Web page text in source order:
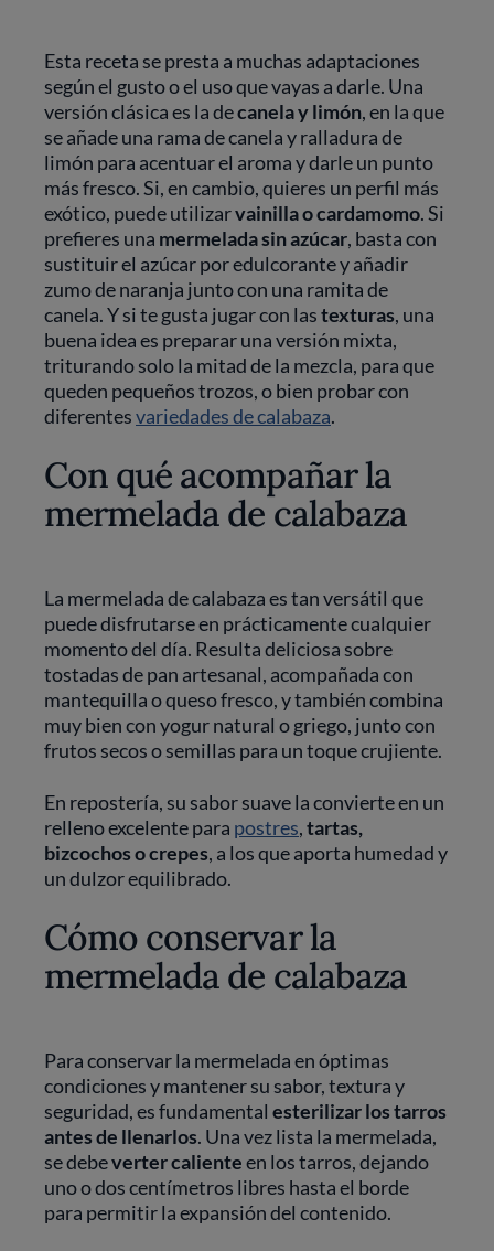
Esta receta se presta a muchas adaptaciones
según el gusto o el uso que vayas a darle. Una
versión clásica es la decanela y limón, en la que
se añade una rama de canela y ralladura de
limón para acentuar el aroma y darle un punto
más fresco. Si, en cambio, quieres un perfil más
exótico, puede utilizarvainilla o cardamomo. Si
prefieres una mermelada sin azúcar, basta con
sustituir el azúcar por edulcorante y añadir
zumo de naranja junto con una ramita de
canela. Y si te gusta jugar con lastexturas, una
buena idea es preparar una versión mixta,
triturando solo la mitad de la mezcla, para que
queden pequeños trozos, o bien probar con
diferentesvariedades de calabaza.
Con qué acompañar la
mermelada de calabaza
La mermelada de calabaza es tan versátil que
puede disfrutarse en prácticamente cualquier
momento del día. Resulta deliciosa sobre
tostadas de pan artesanal, acompañada con
mantequilla o queso fresco, y también combina
muy bien con yogur natural o griego, junto con
frutos secos o semillas para un toque crujiente.
En repostería, su sabor suave la convierte en un
relleno excelente para postres,tartas,
bizcochos o crepes, a los que aporta humedad y
un dulzor equilibrado.
Cómo conservar la
mermelada de calabaza
Para conservar la mermelada en óptimas
condiciones y mantener su sabor, textura y
seguridad, es fundamental esterilizar los tarros
antes de llenarlos. Una vez lista la mermelada,
se debeverter calienteen los tarros, dejando
uno o dos centímetros libres hasta el borde
para permitir la expansión del contenido.